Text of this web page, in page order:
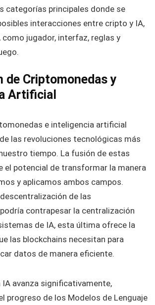
categorías principales donde se
interacciones entre cripto y IA,
como jugador, interfaz, reglas y
de Criptomonedas y
Artificial
e inteligencia artificial
las revoluciones tecnológicas más
tiempo. La fusión de estas
el potencial de transformar la manera
y aplicamos ambos campos.
de las
contrapesar la centralización
de IA, esta última ofrece la
las blockchains necesitan para
datos de manera eficiente.
IA avanza significativamente,
progreso de los Modelos de Lenguaje